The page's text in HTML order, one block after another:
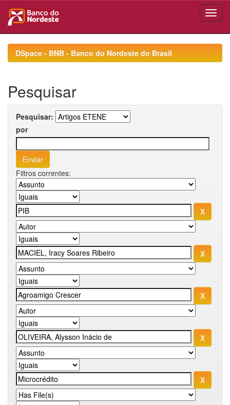
navigationDSpace - BNB - Banco do Nordeste do Brasil
Pesquisar
Pesquisar:
por
Filtros correntes: